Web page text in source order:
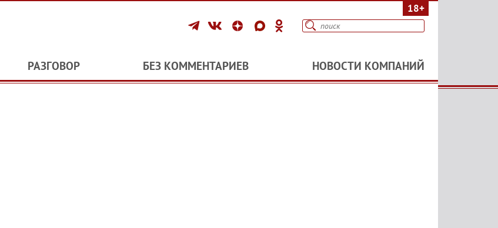
18+
РАЗГОВОР БЕЗ КОММЕНТАРИЕВ НОВОСТИ КОМПАНИЙ